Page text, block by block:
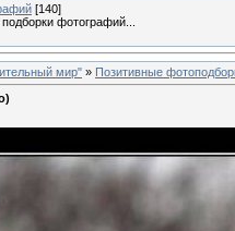
[140]
фотографий...
мир" » Позитивные